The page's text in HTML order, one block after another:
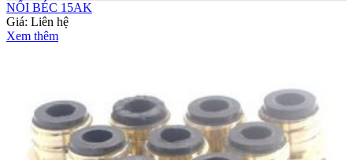
NỐI BÉC 15AK
Giá: Liên hệ
Xem thêm